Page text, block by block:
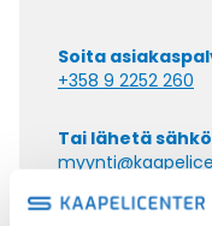
Soita
+358 9 2252 260
Tai lähetä